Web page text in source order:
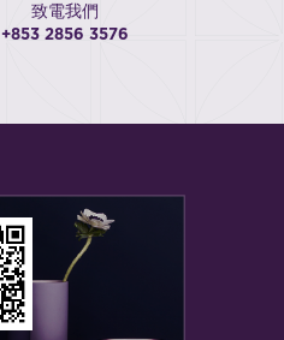
致電我們
+853 2856 3576